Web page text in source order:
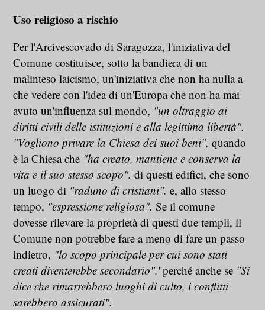
Uso religioso a rischio
Per l'Arcivescovado di Saragozza, l'iniziativa del
Comune costituisce, sotto la bandiera di un
malinteso laicismo, un'iniziativa che non ha nulla a
che vedere con l'idea di un'Europa che non ha mai
avuto un'influenza sul mondo, "un oltraggio ai
diritti civili delle istituzioni e alla legittima libertà".
"Vogliono privare la Chiesa dei suoi beni", quando
è la Chiesa che "ha creato, mantiene e conserva la
vita e il suo stesso scopo". di questi edifici, che sono
un luogo di "raduno di cristiani". e, allo stesso
tempo, "espressione religiosa". Se il comune
dovesse rilevare la proprietà di questi due templi, il
Comune non potrebbe fare a meno di fare un passo
indietro, "lo scopo principale per cui sono stati
creati diventerebbe secondario"."perché anche se "Si
dice che rimarrebbero luoghi di culto, i conflitti
sarebbero assicurati".